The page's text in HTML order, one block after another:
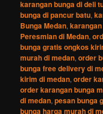
karangan bunga di deli
bunga di pancur batu,
Bunga Medan,
Peresmian di Medan,
bunga gratis ongkos
murah di medan,order
bunga free delivery di
kirim di medan,order
order karangan bunga
di medan,pesan bunga
bunga harga murah di